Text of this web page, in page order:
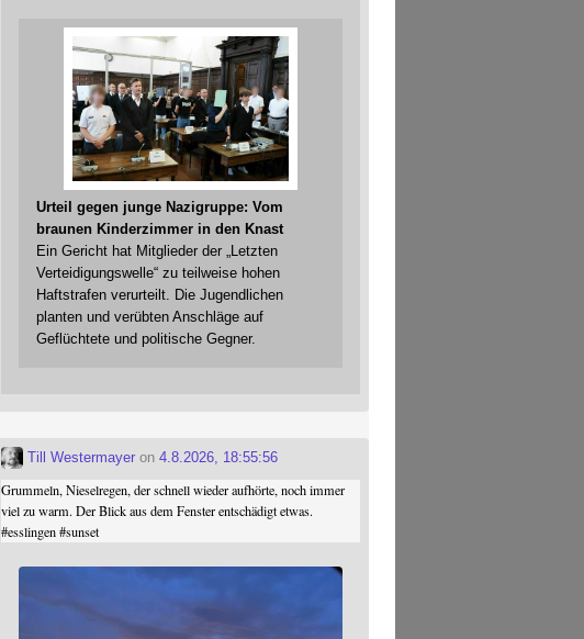
Urteil gegen junge Nazigruppe: Vom
braunen Kinderzimmer in den Knast
Ein Gericht hat Mitglieder der „Letzten
Verteidigungswelle“ zu teilweise hohen
Haftstrafen verurteilt. Die Jugendlichen
planten und verübten Anschläge auf
Geflüchtete und politische Gegner.
Till Westermayer on4.8.2026, 18:55:56
Grummeln, Nieselregen, der schnell wieder aufhörte, noch immer
viel zu warm. Der Blick aus dem Fenster entschädigt etwas.
#esslingen #sunset